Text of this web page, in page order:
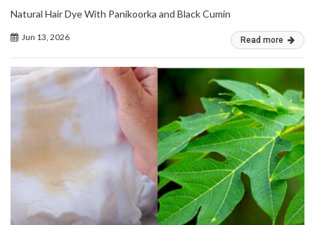
Natural Hair Dye With Panikoorka and Black Cumin
Jun 13, 2026 Read more